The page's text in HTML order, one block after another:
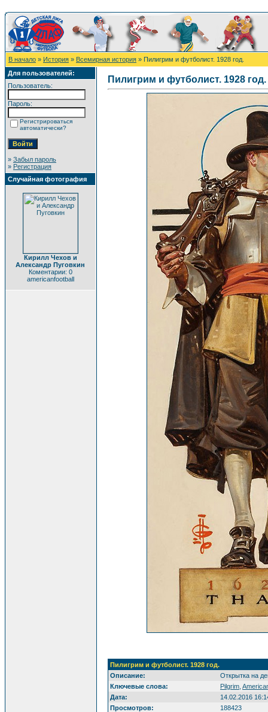
В начало » История » Всемирная история » Пилигрим и футболист. 1928 год.
Для пользователей:
Пользователь:
Пароль:
Регистрироваться
автоматически?
» Забыл пароль
» Регистрация
Случайная фотография
Кирилл Чехов и
Александр Пуговкин
Коментарии: 0
americanfootball
Пилигрим и футболист. 1928 год.
Пилигрим и футболист. 1928 год.
Описание:
Открытка на
Ключевые слова:
Pilgrim
Дата:
14.02.2016
Просмотров:
188423